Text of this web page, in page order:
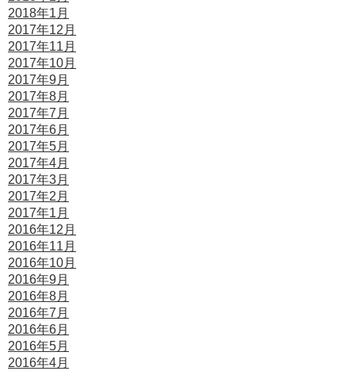
2018年1月
2017年12月
2017年11月
2017年10月
2017年9月
2017年8月
2017年7月
2017年6月
2017年5月
2017年4月
2017年3月
2017年2月
2017年1月
2016年12月
2016年11月
2016年10月
2016年9月
2016年8月
2016年7月
2016年6月
2016年5月
2016年4月